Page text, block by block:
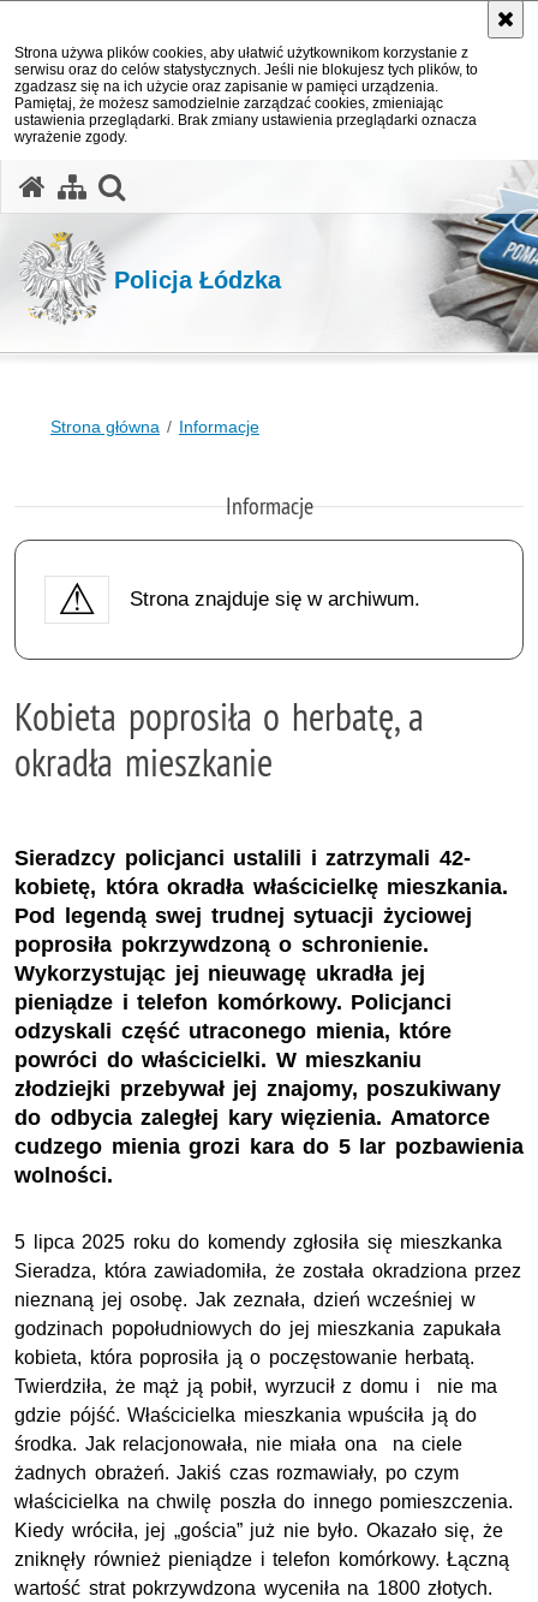
Strona używa plików cookies, aby ułatwić użytkownikom korzystanie z
serwisu oraz do celów statystycznych. Jeśli nie blokujesz tych plików, to
zgadzasz się na ich użycie oraz zapisanie w pamięci urządzenia.
Pamiętaj, że możesz samodzielnie zarządzać cookies, zmieniając
ustawienia przeglądarki. Brak zmiany ustawienia przeglądarki oznacza
wyrażenie zgody.
Policja Łódzka
Strona główna Informacje
Informacje
Strona znajduje się w archiwum.
Kobieta poprosiła o herbatę, a
okradła mieszkanie
Sieradzcy policjanci ustalili i zatrzymali 42-
kobietę, która okradła właścicielkę mieszkania.
Pod legendą swej trudnej sytuacji życiowej
poprosiła pokrzywdzoną o schronienie.
Wykorzystując jej nieuwagę ukradła jej
pieniądze i telefon komórkowy. Policjanci
odzyskali część utraconego mienia, które
powróci do właścicielki. W mieszkaniu
złodziejki przebywał jej znajomy, poszukiwany
do odbycia zaległej kary więzienia. Amatorce
cudzego mienia grozi kara do 5 lar pozbawienia
wolności.
5 lipca 2025 roku do komendy zgłosiła się mieszkanka
Sieradza, która zawiadomiła, że została okradziona przez
nieznaną jej osobę. Jak zeznała, dzień wcześniej w
godzinach popołudniowych do jej mieszkania zapukała
kobieta, która poprosiła ją o poczęstowanie herbatą.
Twierdziła, że mąż ją pobił, wyrzucił z domu i nie ma
gdzie pójść. Właścicielka mieszkania wpuściła ją do
środka. Jak relacjonowała, nie miała ona na ciele
żadnych obrażeń. Jakiś czas rozmawiały, po czym
właścicielka na chwilę poszła do innego pomieszczenia.
Kiedy wróciła, jej „gościa” już nie było. Okazało się, że
zniknęły również pieniądze i telefon komórkowy. Łączną
wartość strat pokrzywdzona wyceniła na 1800 złotych.